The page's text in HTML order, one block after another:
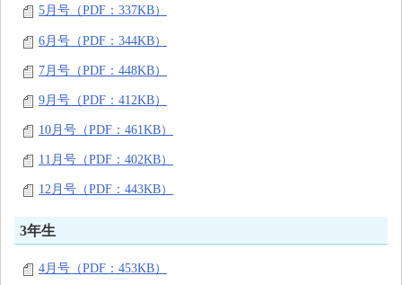
5月号（PDF：337KB）
6月号（PDF：344KB）
7月号（PDF：448KB）
9月号（PDF：412KB）
10月号（PDF：461KB）
11月号（PDF：402KB）
12月号（PDF：443KB）
3年生
4月号（PDF：453KB）